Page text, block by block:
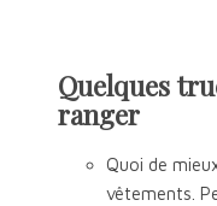
Quelques
ranger
Quoi de
vêtements.